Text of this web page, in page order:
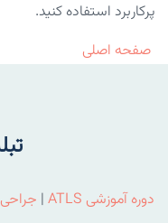
پرکاربرد استفاده کنید.
صفحه اصلی
دوره آموزشی ATLS | جراحی